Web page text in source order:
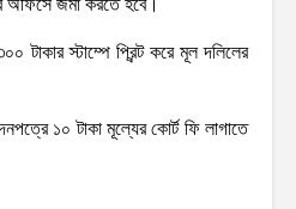
টাকার স্টাম্পে প্রিন্ট করে মূল দলিলের
১০ টাকা মূল্যের কোর্ট ফি লাগাতে